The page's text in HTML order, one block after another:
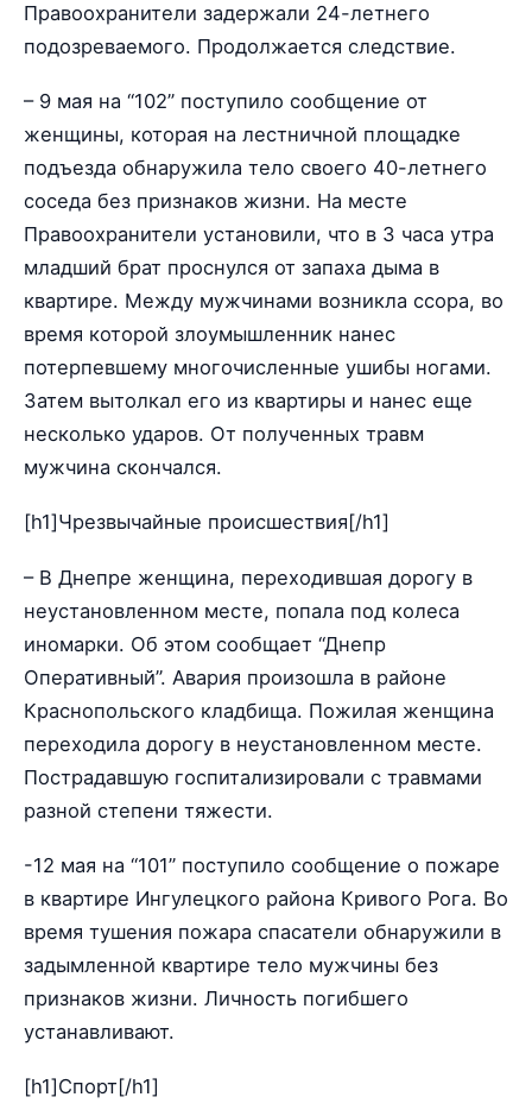
Правоохранители задержали 24-летнего
подозреваемого. Продолжается следствие.
– 9 мая на “102” поступило сообщение от
женщины, которая на лестничной площадке
подъезда обнаружила тело своего 40-летнего
соседа без признаков жизни. На месте
Правоохранители установили, что в 3 часа утра
младший брат проснулся от запаха дыма в
квартире. Между мужчинами возникла ссора, во
время которой злоумышленник нанес
потерпевшему многочисленные ушибы ногами.
Затем вытолкал его из квартиры и нанес еще
несколько ударов. От полученных травм
мужчина скончался.
[h1]Чрезвычайные происшествия[/h1]
– В Днепре женщина, переходившая дорогу в
неустановленном месте, попала под колеса
иномарки. Об этом сообщает “Днепр
Оперативный”. Авария произошла в районе
Краснопольского кладбища. Пожилая женщина
переходила дорогу в неустановленном месте.
Пострадавшую госпитализировали с травмами
разной степени тяжести.
-12 мая на “101” поступило сообщение о пожаре
в квартире Ингулецкого района Кривого Рога. Во
время тушения пожара спасатели обнаружили в
задымленной квартире тело мужчины без
признаков жизни. Личность погибшего
устанавливают.
[h1]Спорт[/h1]